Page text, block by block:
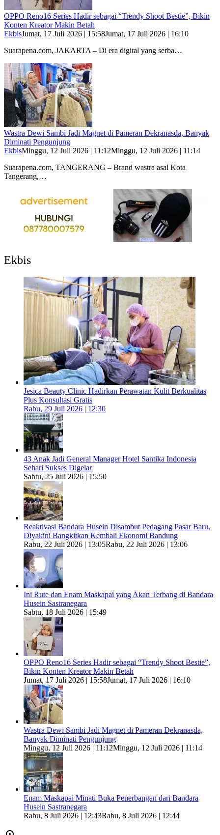
OPPO Reno16 Series Hadir sebagai “Trendy Shoot Bestie”, Bikin
Konten Kreator Makin Betah
EkbisJumat, 17 Juli 2026 | 15:58Jumat, 17 Juli 2026 | 16:10
Suarapena.com, JAKARTA – Di era digital yang serba…
Wastra Dewi Sambi Jadi Magnet di Pameran Dekranasda, Banyak
Diminati Pengunjung
EkbisMinggu, 12 Juli 2026 | 11:12Minggu, 12 Juli 2026 | 11:14
Suarapena.com, TANGERANG – Brand wastra asal Kota
Tangerang,…
Ekbis
Jesica Beauty Clinic Hadirkan Perawatan Kulit Berkualitas
Plus Konsultasi Gratis
Rabu, 29 Juli 2026 | 12:30
43 Anak Jadi General Manager Hotel Santika Indonesia
Sehari Sukses Digelar
Sabtu, 25 Juli 2026 | 15:50
Reaktivasi Bandara Husein Disambut Pedagang Pasar Baru,
Diyakini Bangkitkan Kembali Ekonomi Bandung
Rabu, 22 Juli 2026 | 13:05Rabu, 22 Juli 2026 | 13:06
Ini Rute dan Enam Maskapai yang Akan Terbang di Bandara
Husein Sastranegara
Sabtu, 18 Juli 2026 | 15:49
OPPO Reno16 Series Hadir sebagai “Trendy Shoot Bestie”,
Bikin Konten Kreator Makin Betah
Jumat, 17 Juli 2026 | 15:58Jumat, 17 Juli 2026 | 16:10
Wastra Dewi Sambi Jadi Magnet di Pameran Dekranasda,
Banyak Diminati Pengunjung
Minggu, 12 Juli 2026 | 11:12Minggu, 12 Juli 2026 | 11:14
Enam Maskapai Minati Buka Penerbangan dari Bandara
Husein Sastranegara
Rabu, 8 Juli 2026 | 12:43Rabu, 8 Juli 2026 | 12:44